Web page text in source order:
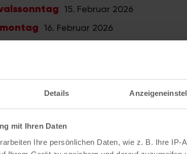
Details
mit Ihren Daten
Ihre persönlichen Daten, wie z. B. Ihre IP-
15. Februar 2026
16. Februar 2026
Veedeln
Durch die tollen